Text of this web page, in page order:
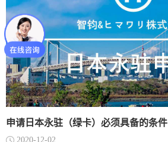
申请日本永驻（绿卡）必须具备的条件
2020-12-02